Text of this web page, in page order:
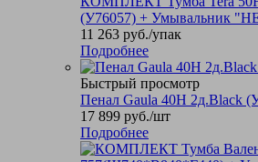
(У76057) + Умывальник
11 263 руб./упак
Подробнее
Быстрый просмотр
Пенал Gaula 40Н 2д.Black
17 899 руб./шт
Подробнее